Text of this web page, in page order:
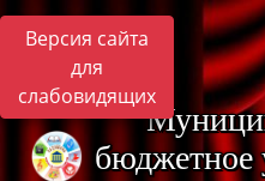
Версия сайта
для
слабовидящих
бюджетное